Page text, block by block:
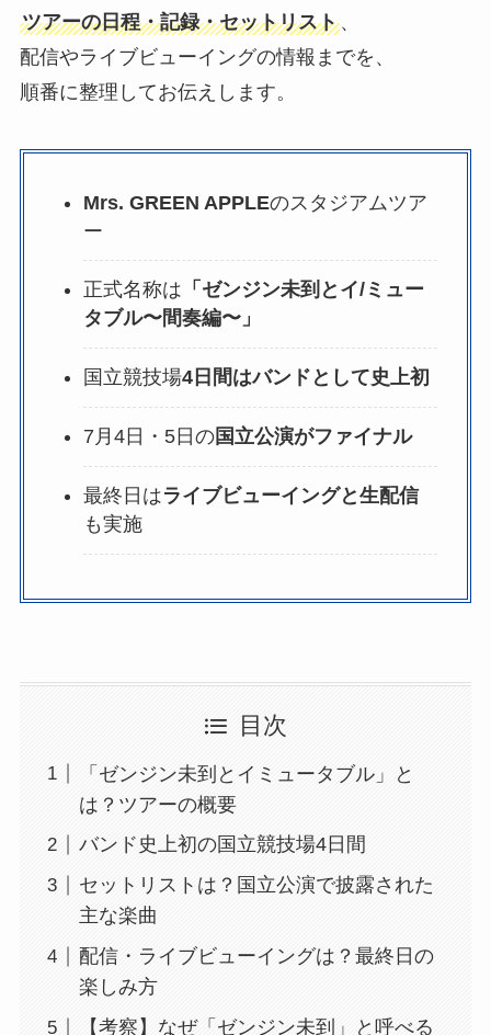
ツアーの日程・記録・セットリスト、
配信やライブビューイングの情報までを、
順番に整理してお伝えします。
Mrs. GREEN APPLEのスタジアムツア
ー
正式名称は 「ゼンジン未到とイ/ミュー
タブル〜間奏編〜」
国立競技場4日間はバンドとして史上初
7月4日・5日の国立公演がファイナル
最終日はライブビューイングと生配信
も実施
目次
「ゼンジン未到とイミュータブル」と
は？ツアーの概要
バンド史上初の国立競技場4日間
セットリストは？国立公演で披露された
主な楽曲
配信・ライブビューイングは？最終日の
楽しみ方
【考察】なぜ「ゼンジン未到」と呼べる